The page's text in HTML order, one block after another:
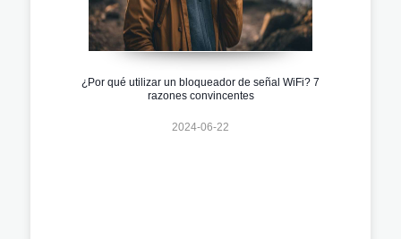
¿Por qué utilizar un bloqueador de señal WiFi? 7
razones convincentes
2024-06-22